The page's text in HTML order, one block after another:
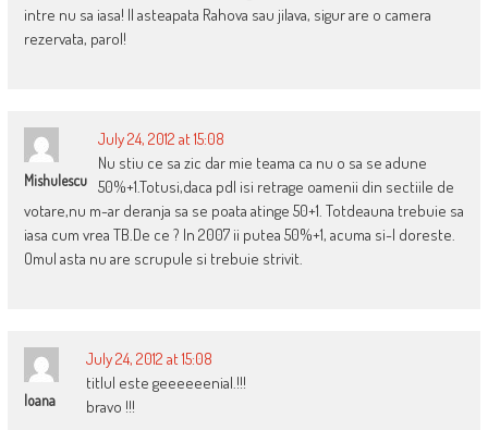
intre nu sa iasa! Il asteapata Rahova sau jilava, sigur are o camera
rezervata, parol!
Mishulescu
July 24, 2012 at 15:08
Nu stiu ce sa zic dar mie teama ca nu o sa se adune
50%+1.Totusi,daca pdl isi retrage oamenii din sectiile de
votare,nu m-ar deranja sa se poata atinge 50+1. Totdeauna trebuie sa
iasa cum vrea TB.De ce ? In 2007 ii putea 50%+1, acuma si-l doreste.
Omul asta nu are scrupule si trebuie strivit.
Ioana
July 24, 2012 at 15:08
titlul este geeeeeenial.!!!
bravo !!!